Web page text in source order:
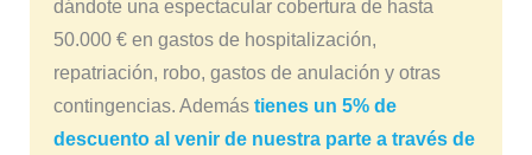
dándote una espectacular cobertura de hasta
50.000 € en gastos de hospitalización,
repatriación, robo, gastos de anulación y otras
contingencias. Además tienes un 5% de
descuento al venir de nuestra parte a través de